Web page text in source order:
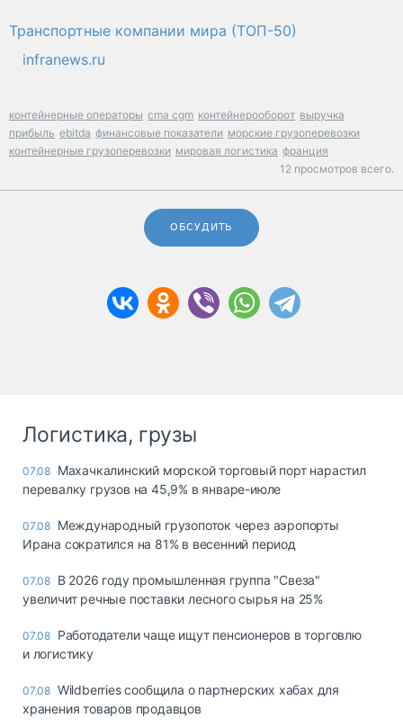
Транспортные компании мира (ТОП-50)
infranews.ru
контейнерные операторы cma cgm контейнерооборот выручка
прибыль ebitda финансовые показатели морские грузоперевозки
контейнерные грузоперевозки мировая логистика франция
12 просмотров всего.
ОБСУДИТЬ
Логистика, грузы
07.08 Махачкалинский морской торговый порт нарастил
перевалку грузов на 45,9% в январе-июле
07.08 Международный грузопоток через аэропорты
Ирана сократился на 81% в весенний период
07.08 В 2026 году промышленная группа "Свеза"
увеличит речные поставки лесного сырья на 25%
07.08 Работодатели чаще ищут пенсионеров в торговлю
и логистику
07.08 Wildberries сообщила о партнерских хабах для
хранения товаров продавцов